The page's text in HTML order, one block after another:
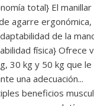
total} El manillar
agarre ergonómica,
de la
física} Ofrece
30 kg y 50 kg que le
una adecuación...
beneficios